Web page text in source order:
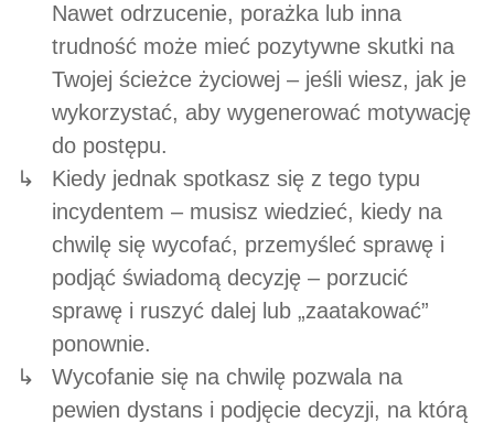
Nawet odrzucenie, porażka lub inna
trudność może mieć pozytywne skutki na
Twojej ścieżce życiowej – jeśli wiesz, jak je
wykorzystać, aby wygenerować motywację
do postępu.
Kiedy jednak spotkasz się z tego typu
incydentem – musisz wiedzieć, kiedy na
chwilę się wycofać, przemyśleć sprawę i
podjąć świadomą decyzję – porzucić
sprawę i ruszyć dalej lub „zaatakować”
ponownie.
Wycofanie się na chwilę pozwala na
pewien dystans i podjęcie decyzji, na którą